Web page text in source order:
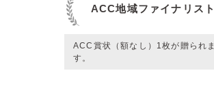
ACC地域ファイナリスト
ACC賞状（額なし）1枚が贈られま
す。